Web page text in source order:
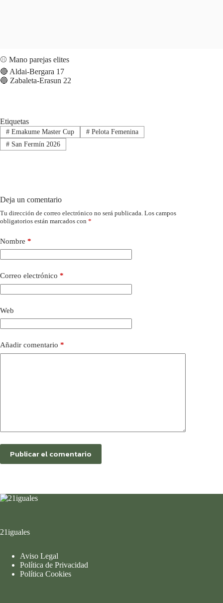
⚾️ Mano parejas elites
🔴 Aldai-Bergara 17
🔵 Zabaleta-Erasun 22
Etiquetas
#Emakume Master Cup #Pelota Femenina
#San Fermín 2026
Deja un comentario
Tu dirección de correo electrónico no será publicada. Los campos
obligatorios están marcados con *
Nombre *
Correo electrónico *
Web
Añadir comentario *
Publicar el comentario
21iguales
Aviso Legal
Política de Privacidad
Política Cookies